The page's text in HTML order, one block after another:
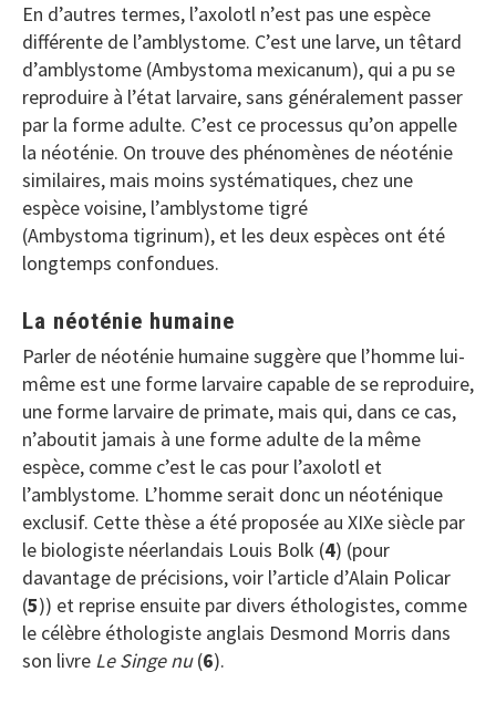
En d’autres termes, l’axolotl n’est pas une espèce
différente de l’amblystome. C’est une larve, un têtard
d’amblystome (Ambystoma mexicanum), qui a pu se
reproduire à l’état larvaire, sans généralement passer
par la forme adulte. C’est ce processus qu’on appelle
la néoténie. On trouve des phénomènes de néoténie
similaires, mais moins systématiques, chez une
espèce voisine, l’amblystome tigré
(Ambystoma tigrinum), et les deux espèces ont été
longtemps confondues.
La néoténie humaine
Parler de néoténie humaine suggère que l’homme lui-
même est une forme larvaire capable de se reproduire,
une forme larvaire de primate, mais qui, dans ce cas,
n’aboutit jamais à une forme adulte de la même
espèce, comme c’est le cas pour l’axolotl et
l’amblystome. L’homme serait donc un néoténique
exclusif. Cette thèse a été proposée au XIXe siècle par
le biologiste néerlandais Louis Bolk (4) (pour
davantage de précisions, voir l’article d’Alain Policar
(5)) et reprise ensuite par divers éthologistes, comme
le célèbre éthologiste anglais Desmond Morris dans
son livre Le Singe nu(6).